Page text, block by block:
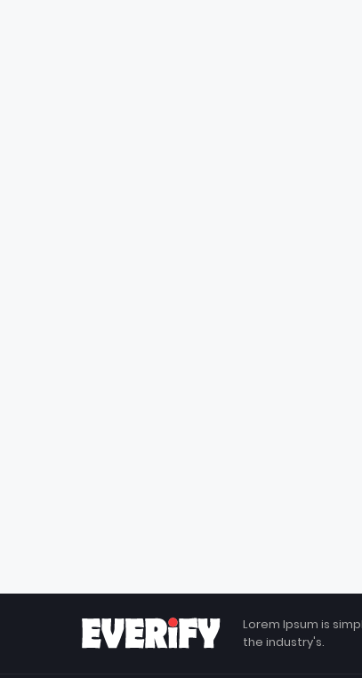
Lorem Ipsum is
the industry's.